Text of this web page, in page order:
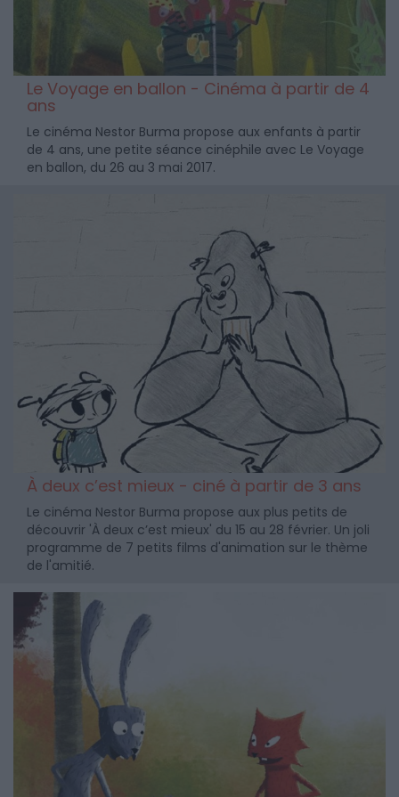
Le Voyage en ballon - Cinéma à partir de 4
ans
Le cinéma Nestor Burma propose aux enfants à partir
de 4 ans, une petite séance cinéphile avec Le Voyage
en ballon, du 26 au 3 mai 2017.
À deux c’est mieux - ciné à partir de 3 ans
Le cinéma Nestor Burma propose aux plus petits de
découvrir 'À deux c’est mieux' du 15 au 28 février. Un joli
programme de 7 petits films d'animation sur le thème
de l'amitié.